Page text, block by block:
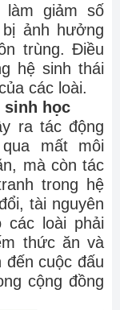
giảm số
ảnh hưởng
trùng. Điều
hệ sinh thái
các loài.
học
ra tác động
mất môi
mà còn tác
trong hệ
tài nguyên
các loài phải
thức ăn và
cuộc đấu
cộng đồng